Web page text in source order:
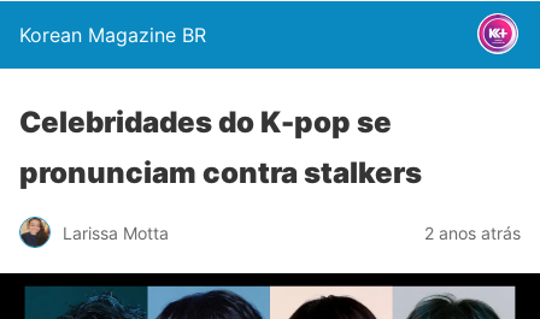
Korean Magazine BR
Celebridades do K-pop se
pronunciam contra stalkers
Larissa Motta 2 anos atrás